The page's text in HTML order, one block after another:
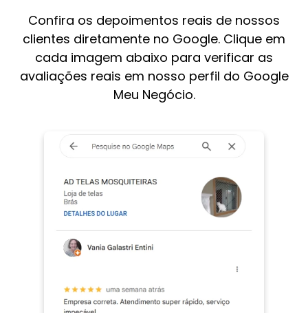
Confira os depoimentos reais de nossos
clientes diretamente no Google. Clique em
cada imagem abaixo para verificar as
avaliações reais em nosso perfil do Google
Meu Negócio.